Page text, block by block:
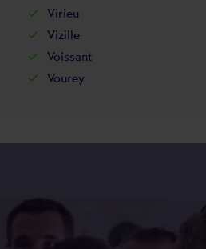
Virieu
Vizille
Voissant
Vourey